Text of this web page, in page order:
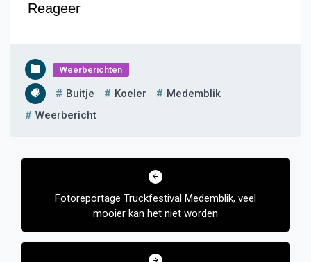
Reageer
Weerberichten
Buitje Koeler
Medemblik
Weerbericht
Bericht
Fotoreportage Truckfestival Medemblik, veel
mooier kan het niet worden